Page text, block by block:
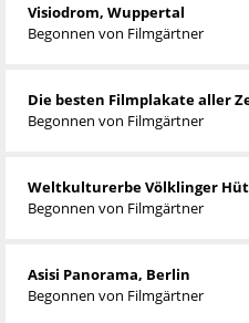
Visiodrom, Wuppertal
Begonnen von Filmgärtner
Die besten Filmplakate aller
Begonnen von Filmgärtner
Weltkulturerbe Völklinger
Begonnen von Filmgärtner
Asisi Panorama, Berlin
Begonnen von Filmgärtner